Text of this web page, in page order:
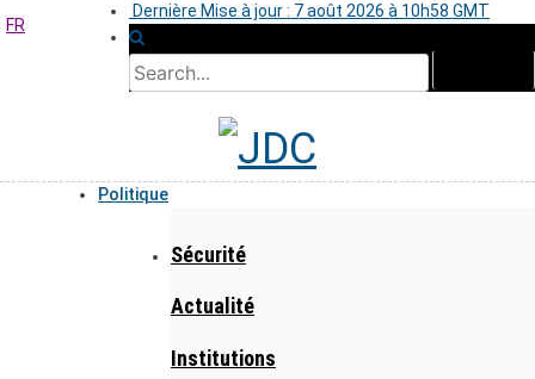
Dernière Mise à jour : 7 août 2026 à 10h58 GMT
FR
Politique
Sécurité
Actualité
Institutions